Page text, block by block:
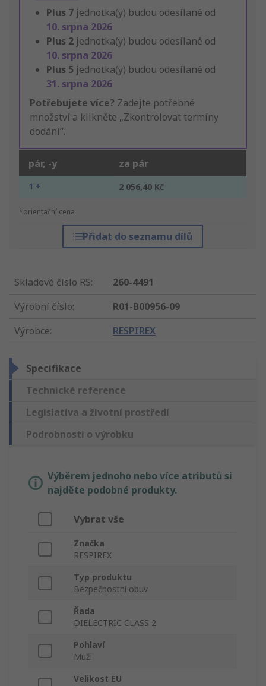
Plus 7 jednotka(y) budou odesílané od
10. srpna 2026
Plus 2 jednotka(y) budou odesílané od
10. srpna 2026
Plus 5 jednotka(y) budou odesílané od
31. srpna 2026
Potřebujete více? Zadejte potřebné
množství a klikněte „Zkontrolovat termíny
dodání“.
pár, -y za pár
1 + 2 056,40 Kč
*orientační cena
Přidat do seznamu dílů
Skladové číslo RS:
260-4491
Výrobní číslo:
R01-B00956-09
Výrobce: RESPIREX
Specifikace
Technické reference
Legislativa a životní prostředí
Podrobnosti o výrobku
Výběrem jednoho nebo více atributů si
najděte podobné produkty.
Vybrat vše
Značka
RESPIREX
Typ produktu
Bezpečnostní obuv
Řada
DIELECTRIC CLASS 2
Pohlaví
Muži
Velikost EU